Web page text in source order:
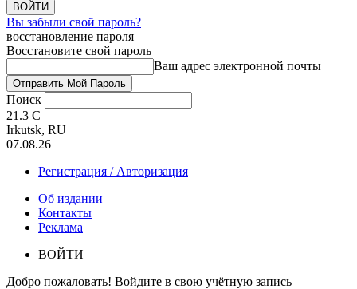
Вы забыли свой пароль?
восстановление пароля
Восстановите свой пароль
Ваш адрес электронной почты
Поиск
21.3 C
Irkutsk, RU
07.08.26
Регистрация / Авторизация
Об издании
Контакты
Реклама
ВОЙТИ
Добро пожаловать! Войдите в свою учётную запись